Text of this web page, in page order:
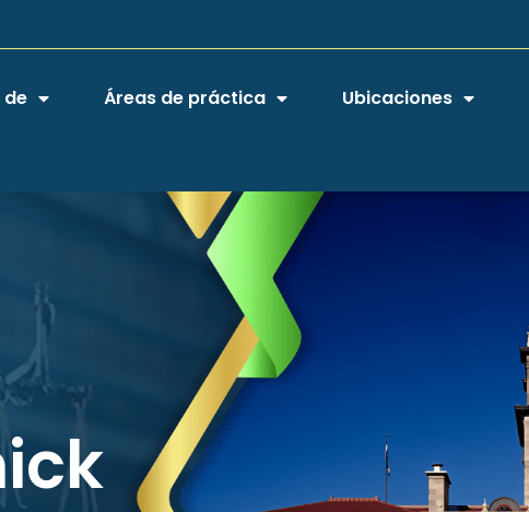
de Áreas de práctica Ubicaciones